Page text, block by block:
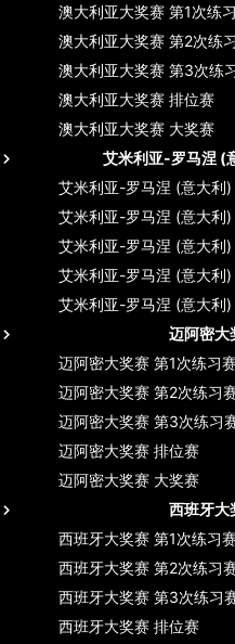
澳大利亚大奖赛 第1次练
澳大利亚大奖赛 第2次练
澳大利亚大奖赛 第3次练
澳大利亚大奖赛 排位赛
澳大利亚大奖赛 大奖赛
艾米利亚-罗马涅 (
艾米利亚-罗马涅 (意大利
艾米利亚-罗马涅 (意大利
艾米利亚-罗马涅 (意大利
艾米利亚-罗马涅 (意大利
艾米利亚-罗马涅 (意大利
迈阿密大
迈阿密大奖赛 第1次练习
迈阿密大奖赛 第2次练习
迈阿密大奖赛 第3次练习
迈阿密大奖赛 排位赛
迈阿密大奖赛 大奖赛
西班牙大
西班牙大奖赛 第1次练习
西班牙大奖赛 第2次练习
西班牙大奖赛 第3次练习
西班牙大奖赛 排位赛